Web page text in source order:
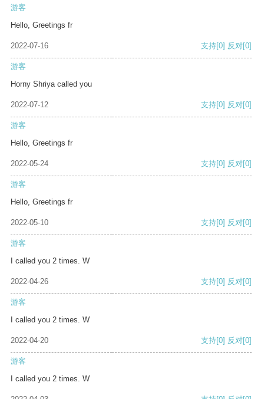
游客
Hello, Greetings fr
2022-07-16 支持[0] 反对[0]
游客
Horny Shriya called you
2022-07-12 支持[0] 反对[0]
游客
Hello, Greetings fr
2022-05-24 支持[0] 反对[0]
游客
Hello, Greetings fr
2022-05-10 支持[0] 反对[0]
游客
I called you 2 times. W
2022-04-26 支持[0] 反对[0]
游客
I called you 2 times. W
2022-04-20 支持[0] 反对[0]
游客
I called you 2 times. W